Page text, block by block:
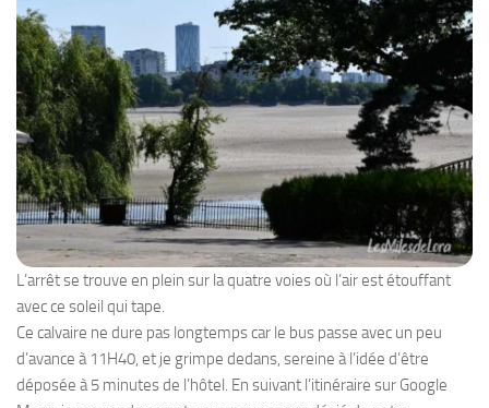
L’arrêt se trouve en plein sur la quatre voies où l’air est étouffant
avec ce soleil qui tape.
Ce calvaire ne dure pas longtemps car le bus passe avec un peu
d’avance à 11H40, et je grimpe dedans, sereine à l’idée d’être
déposée à 5 minutes de l’hôtel. En suivant l’itinéraire sur Google